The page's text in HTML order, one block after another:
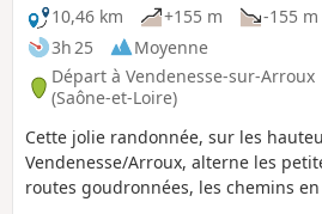
10,46 km
+155 m
-155 m
3h 25
Moyenne
Départ à Vendenesse-sur-Arroux
(Saône-et-Loire)
Cette jolie randonnée, sur les
Vendenesse/Arroux, alterne les
routes goudronnées, les chemins